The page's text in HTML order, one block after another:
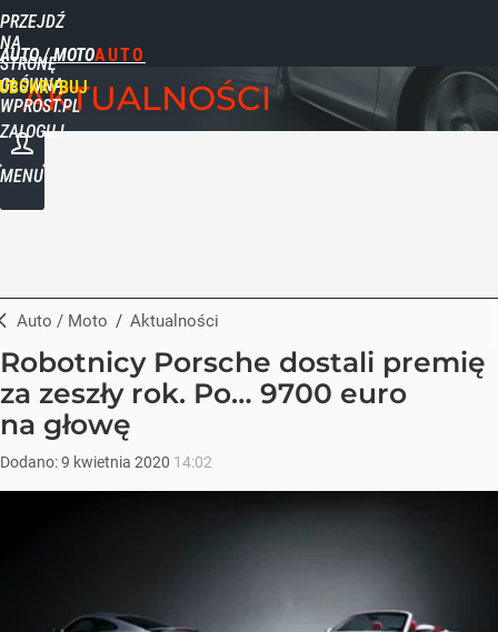
PRZEJDŹ
NA
STRONĘ
GŁÓWNĄ
WPROST.PL
AUTO / MOTO
ZALOGUJ
MENU
AKTUALNOŚCI
Auto / Moto / Aktualności
Robotnicy Porsche dostali premię
za zeszły rok. Po… 9700 euro
na głowę
Dodano:9 kwietnia 2020 14:02